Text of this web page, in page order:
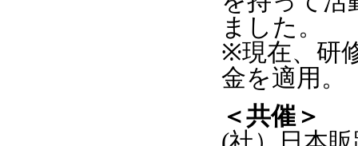
ました。
※現在、研
金を適用。
＜共催＞